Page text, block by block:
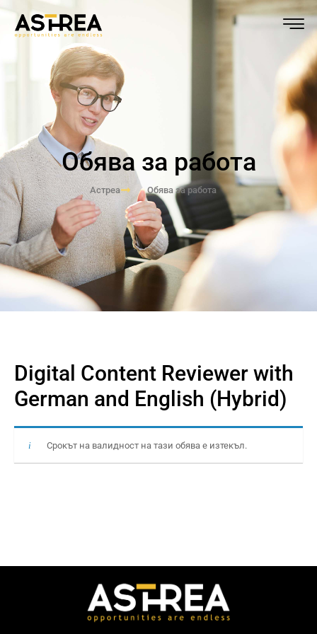
Обява за работа
Астреа Обява за работа
Digital Content Reviewer with
German and English (Hybrid)
Срокът на валидност на тази обява е изтекъл.